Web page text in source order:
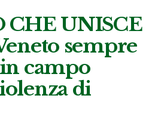
CHE UNISCE
sempre
campo
di